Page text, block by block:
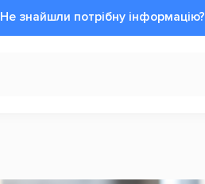
Не знайшли потрібну інформацію?